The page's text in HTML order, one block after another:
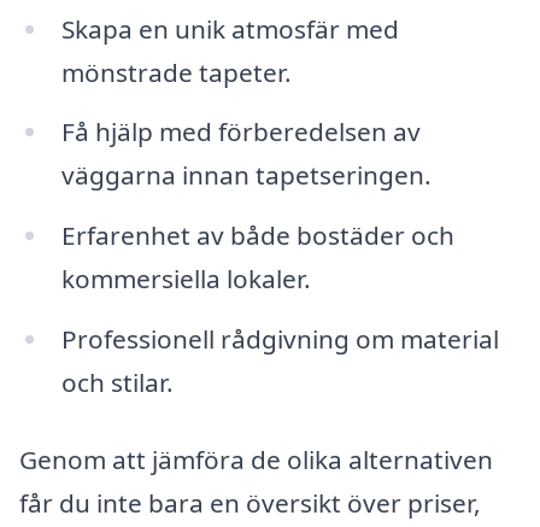
Skapa en unik atmosfär med
mönstrade tapeter.
Få hjälp med förberedelsen av
väggarna innan tapetseringen.
Erfarenhet av både bostäder och
kommersiella lokaler.
Professionell rådgivning om material
och stilar.
Genom att jämföra de olika alternativen
får du inte bara en översikt över priser,